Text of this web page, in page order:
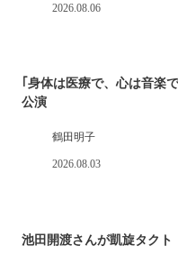
2026.08.06
｢身体は医療で、心は音楽
公演
鶴田明子
2026.08.03
池田開渡さんが凱旋タク